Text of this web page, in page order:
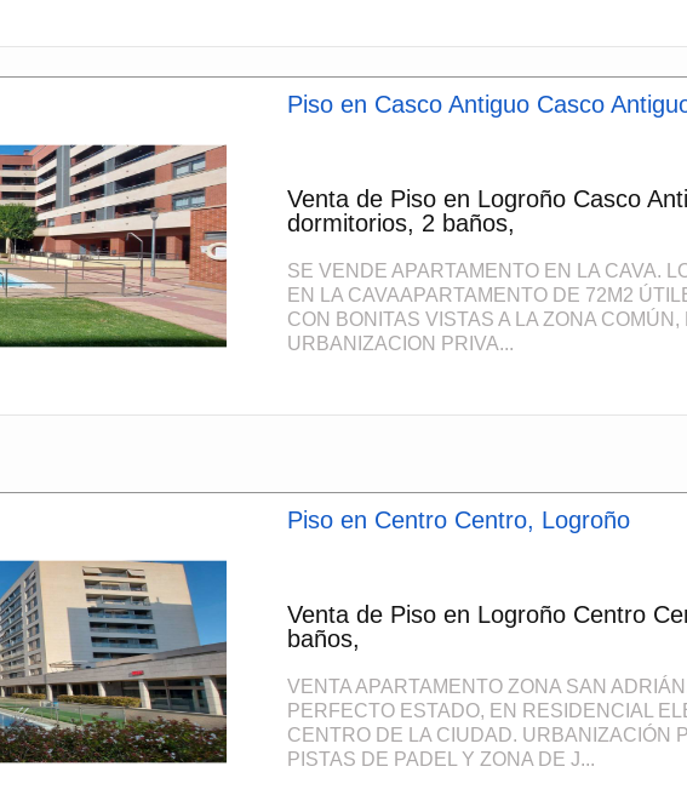
Piso en Casco Antiguo Casco
Venta de Piso en Logroño Casco
dormitorios, 2 baños,
SE VENDE APARTAMENTO EN LA CAVA.
EN LA CAVAAPARTAMENTO DE 72M2
CON BONITAS VISTAS A LA ZONA
URBANIZACION PRIVA...
Piso en Centro Centro, Logroño
Venta de Piso en Logroño Centro
baños,
VENTA APARTAMENTO ZONA SAN
PERFECTO ESTADO, EN RESIDENCIAL
CENTRO DE LA CIUDAD. URBANIZACIÓN
PISTAS DE PADEL Y ZONA DE J...